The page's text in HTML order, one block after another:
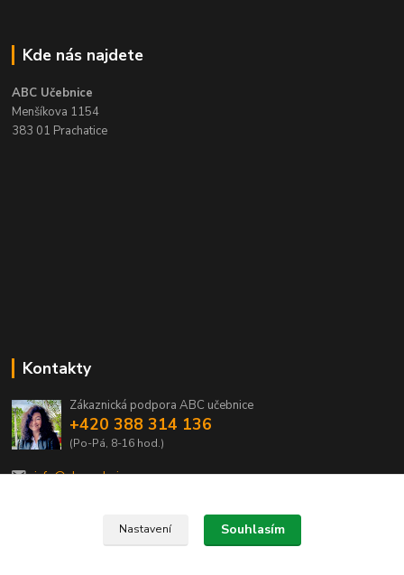
Kde nás najdete
ABC Učebnice
Menšíkova 1154
383 01 Prachatice
Kontakty
Zákaznická podpora ABC učebnice
+420 388 314 136
(Po-Pá, 8-16 hod.)
info@abcucebnice.cz
Nastavení Souhlasím